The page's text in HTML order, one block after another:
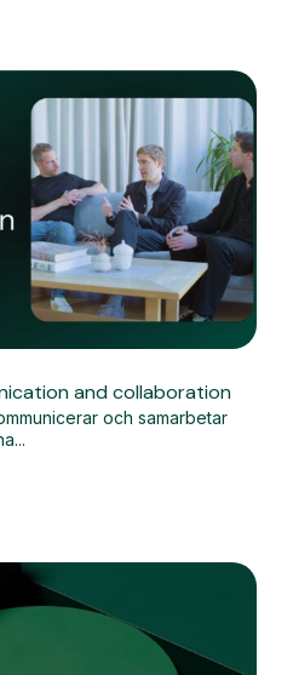
and collaboration
och samarbetar